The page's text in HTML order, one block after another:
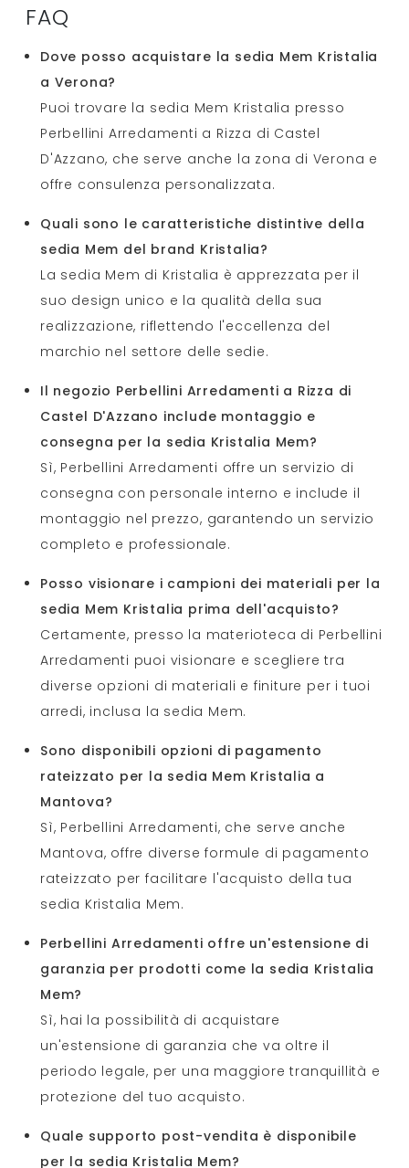
FAQ
Dove posso acquistare la sedia Mem Kristalia
a Verona?
Puoi trovare la sedia Mem Kristalia presso
Perbellini Arredamenti a Rizza di Castel
D'Azzano, che serve anche la zona di Verona e
offre consulenza personalizzata.
Quali sono le caratteristiche distintive della
sedia Mem del brand Kristalia?
La sedia Mem di Kristalia è apprezzata per il
suo design unico e la qualità della sua
realizzazione, riflettendo l'eccellenza del
marchio nel settore delle sedie.
Il negozio Perbellini Arredamenti a Rizza di
Castel D'Azzano include montaggio e
consegna per la sedia Kristalia Mem?
Sì, Perbellini Arredamenti offre un servizio di
consegna con personale interno e include il
montaggio nel prezzo, garantendo un servizio
completo e professionale.
Posso visionare i campioni dei materiali per la
sedia Mem Kristalia prima dell'acquisto?
Certamente, presso la materioteca di Perbellini
Arredamenti puoi visionare e scegliere tra
diverse opzioni di materiali e finiture per i tuoi
arredi, inclusa la sedia Mem.
Sono disponibili opzioni di pagamento
rateizzato per la sedia Mem Kristalia a
Mantova?
Sì, Perbellini Arredamenti, che serve anche
Mantova, offre diverse formule di pagamento
rateizzato per facilitare l'acquisto della tua
sedia Kristalia Mem.
Perbellini Arredamenti offre un'estensione di
garanzia per prodotti come la sedia Kristalia
Mem?
Sì, hai la possibilità di acquistare
un'estensione di garanzia che va oltre il
periodo legale, per una maggiore tranquillità e
protezione del tuo acquisto.
Quale supporto post-vendita è disponibile
per la sedia Kristalia Mem?